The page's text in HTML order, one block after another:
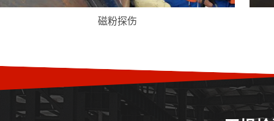
磁粉探伤